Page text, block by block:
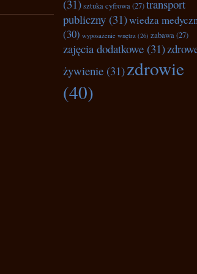
(31)sztuka cyfrowa(27)transport
publiczny (31)wiedza
(30) wyposażenie wnętrz (26) zabawa(27)
zajęcia dodatkowe (31)
żywienie (31)zdrowie
(40)